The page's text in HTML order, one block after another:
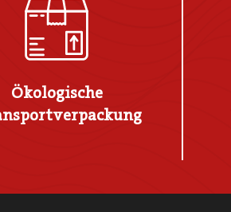
Ökologische